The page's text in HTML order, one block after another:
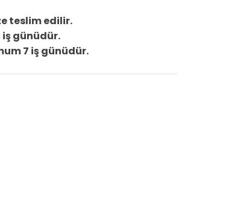
teslim edilir.
iş günüdür.
7 iş günüdür.